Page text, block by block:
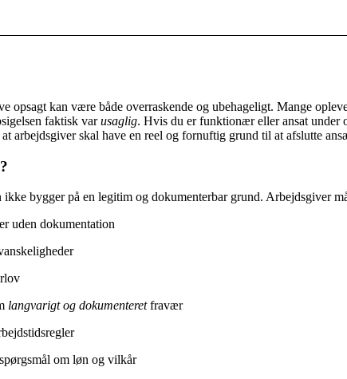
opsagt kan være både overraskende og ubehageligt. Mange
faktisk varusaglig. Hvis du er funktionær eller ansat under
arbejdsgiver skal have en reel og fornuftig grund til at afslutte
?
ikke bygger på en legitim og dokumenterbar grund. Arbejdsgiver
uden dokumentation
langvarigt og dokumenteretfravær
om løn og vilkår